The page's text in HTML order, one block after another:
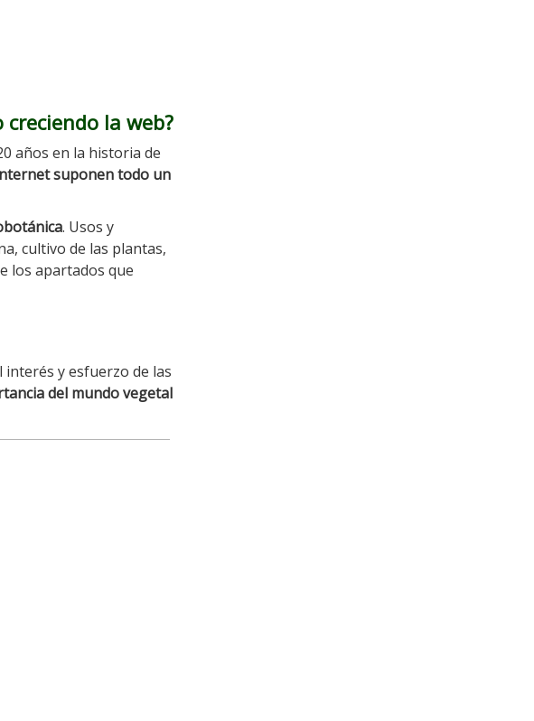
la web?
años en la historia de
suponen todo un
. Usos y
cultivo de las plantas,
los apartados que
y esfuerzo de las
del mundo vegetal